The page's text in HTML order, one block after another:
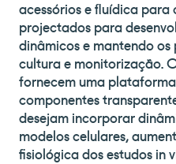
acessórios e fluídica para
projectados para
dinâmicos e mantendo
cultura e monitorização.
fornecem uma
componentes
desejam incorporar
modelos celulares,
fisiológica dos estudos in